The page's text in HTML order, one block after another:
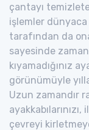
çantayı
işlemler
tarafından da
sayesinde
kıyamadığınız
görünümüyle
Uzun zamandır
çevreyi